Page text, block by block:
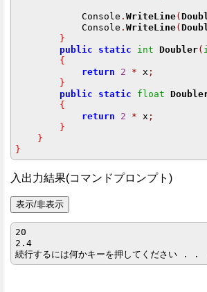
            Console
.WriteLine(
            Console
.WriteLine(
}
public
static int Doubler(
{
return
2 * x ;
}
public
static float
{
return
2 * x ;
}
}
}
入出力結果(コマンドプロンプト)
20
2.4